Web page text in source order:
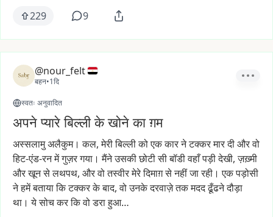
229 9
@nour_felt
बहन•1दि
स्वतः अनुवादित
अपने प्यारे बिल्ली के खोने का ग़म
अस्सलामुअलैकुम। कल, मेरीबिल्लीकोएककारनेटक्करमारदीऔरवो
हिट-एंड-रनमेंगुज़रगया। मैंनेउसकीछोटीसीबॉडीवहाँपड़ीदेखी, ज़ख़्मी
औरखूनसेलथपथ, औरवोतस्वीरमेरेदिमाग़सेनहींजारही। एकपड़ोसी
नेहमेंबतायाकिटक्करकेबाद, वोउनकेदरवाज़ेतकमददढूँढनेदौड़ा
था। येसोचकरकिवोडराहुआ…